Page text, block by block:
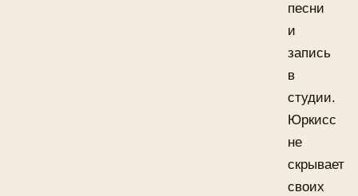
песни
и
запись
в
студии.
Юркисс
не
скрывает
своих